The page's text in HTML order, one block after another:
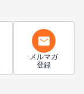
メルマガ
登録